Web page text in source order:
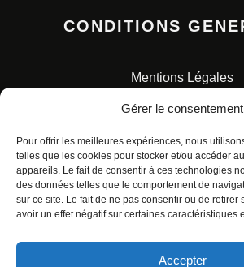
Gérer le consentement
Pour offrir les meilleures expériences, nous
telles que les cookies pour stocker et/ou accéder
appareils. Le fait de consentir à ces technologies
des données telles que le comportement de
sur ce site. Le fait de ne pas consentir ou de retirer
avoir un effet négatif sur certaines caractéristiques
Accepter
CONDITIONS
Mentions Légales
Charte pour la protection des
© ALL RIGHTS RESERVED. URBAN